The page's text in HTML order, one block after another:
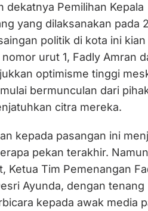
dekatnya Pemilihan Kepala
yang dilaksanakan pada
politik di kota ini kian
urut 1, Fadly Amran
optimisme tinggi
bermunculan dari
citra mereka.
kepada pasangan ini
pekan terakhir.
Ketua Tim Pemenangan
Ayunda, dengan tenang
kepada awak media